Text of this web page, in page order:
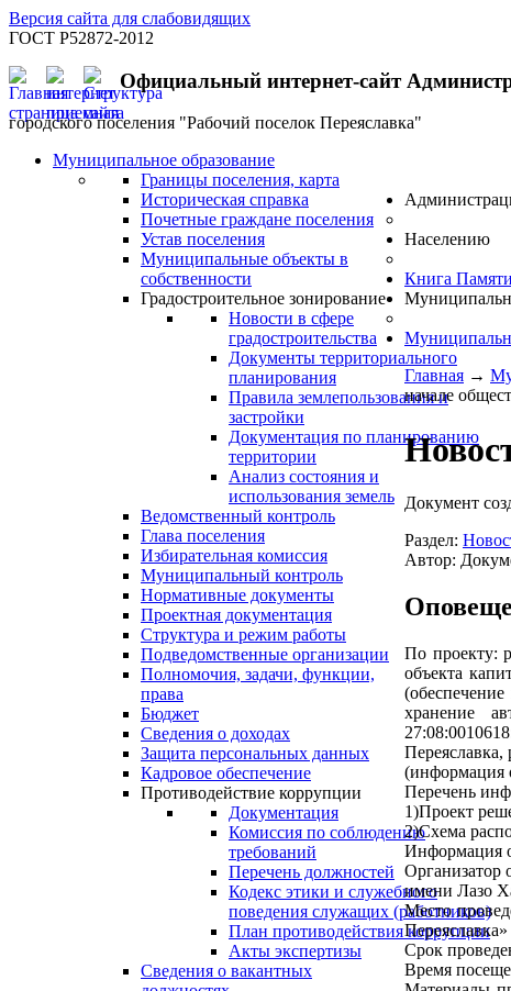
Версия сайта для слабовидящих
ГОСТ Р52872-2012
Официальный интернет-сайт
городского поселения "Рабочий поселок Переяславка"
Муниципальное образование
Границы поселения, карта
Историческая справка
Почетные граждане поселения
Устав поселения
Муниципальные объекты в
собственности
Градостроительное зонирование
Новости в сфере
градостроительства
Документы территориального
планирования
Правила землепользования и
застройки
Документация по планированию
территории
Анализ состояния и
использования земель
Ведомственный контроль
Глава поселения
Избирательная комиссия
Муниципальный контроль
Нормативные документы
Проектная документация
Структура и режим работы
Подведомственные организации
Полномочия, задачи, функции,
права
Бюджет
Сведения о доходах
Защита персональных данных
Кадровое обеспечение
Противодействие коррупции
Документация
Комиссия по соблюдению
требований
Перечень должностей
Кодекс этики и служебного
поведения служащих (работников)
План противодействия коррупции
Акты экспертизы
Сведения о вакантных
Населению
Книга Памяти
Главная →
начале
Документ
Раздел:
Автор:
По проекту:
объекта
хранение
Переяславка,
(информация
Перечень
1)Проект
2)Схема
Информация
Организатор
имени Лазо
Место
Срок
Время